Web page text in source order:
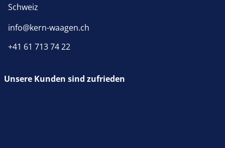
Schweiz
info@kern-waagen.ch
+41 61 713 74 22
Unsere Kunden sind zufrieden